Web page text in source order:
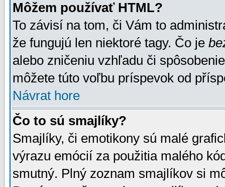
Môžem používať HTML?
To závisí na tom, či Vám to
že fungujú len niektoré tagy. Čo je
alebo zničeniu vzhľadu či
môžete túto voľbu príspevok od
Návrat hore
Čo to sú smajlíky?
Smajlíky, či emotikony sú malé
výrazu emócií za použitia malého
smutný. Plný zoznam smajlíkov si